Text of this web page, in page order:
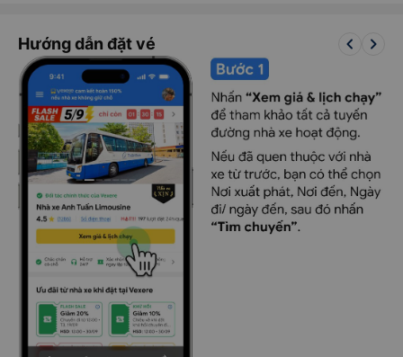
Hướng dẫn đặt vé keyboard_arrow_left keyboard_arrow_right